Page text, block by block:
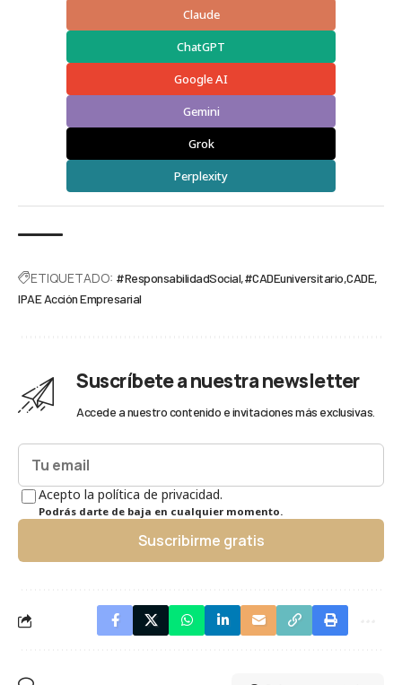
Claude
ChatGPT
Google AI
Gemini
Grok
Perplexity
ETIQUETADO: #ResponsabilidadSocial #CADEuniversitario CADE
IPAE Acción Empresarial
Suscríbete a nuestra newsletter
Accede a nuestro contenido e invitaciones más exclusivas.
Acepto la política de privacidad.
Podrás darte de baja en cualquier momento.
Suscribirme gratis